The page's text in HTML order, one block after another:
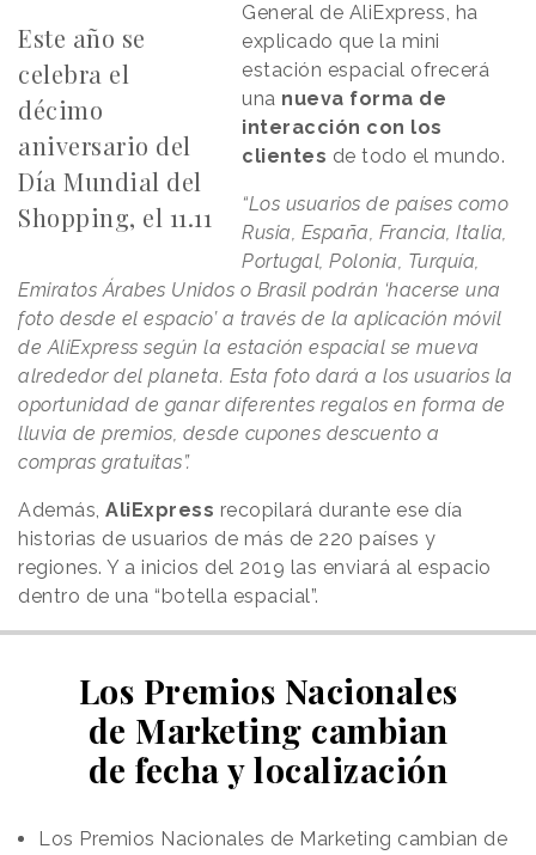
Este año se
celebra el
décimo
aniversario del
Día Mundial del
Shopping, el 11.11
General de AliExpress, ha
explicado que la mini
estación espacial ofrecerá
una nueva forma de
interacción con los
clientes de todo el mundo.
“Los usuarios de países como
Rusia, España, Francia, Italia,
Portugal, Polonia, Turquía,
Emiratos Árabes Unidos o Brasil podrán ‘hacerse una
foto desde el espacio’ a través de la aplicación móvil
de AliExpress según la estación espacial se mueva
alrededor del planeta. Esta foto dará a los usuarios la
oportunidad de ganar diferentes regalos en forma de
lluvia de premios, desde cupones descuento a
compras gratuitas”.
Además, AliExpress recopilará durante ese día
historias de usuarios de más de 220 países y
regiones. Y a inicios del 2019 las enviará al espacio
dentro de una “botella espacial”.
Los Premios Nacionales
de Marketing cambian
de fecha y localización
Los Premios Nacionales de Marketing cambian de